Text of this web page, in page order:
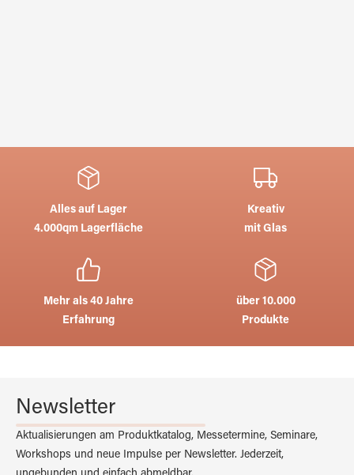
Alles auf Lager
4.000qm Lagerfläche
Kreativ
mit Glas
Mehr als 40 Jahre
Erfahrung
über 10.000
Produkte
Newsletter
Aktualisierungen am Produktkatalog, Messetermine, Seminare,
Workshops und neue Impulse per Newsletter. Jederzeit,